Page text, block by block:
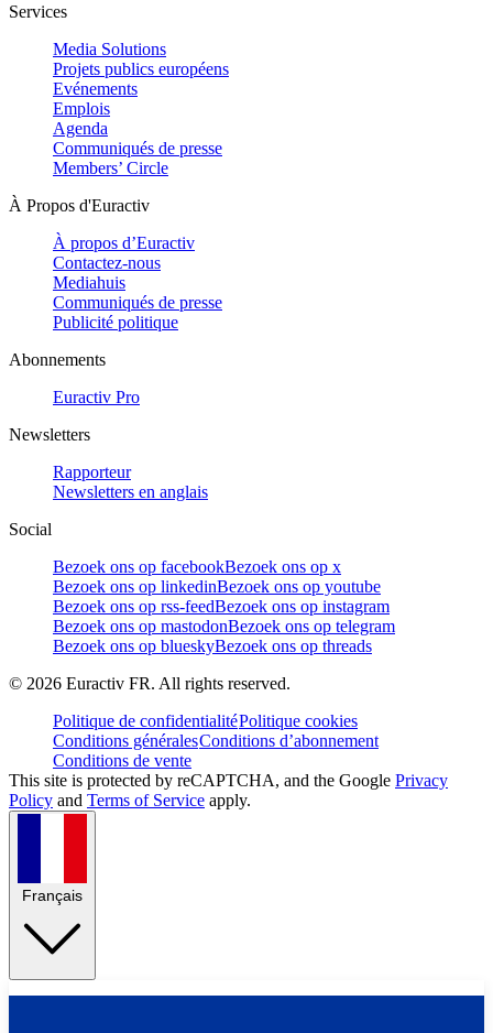
Services
Media Solutions
Projets publics européens
Evénements
Emplois
Agenda
Communiqués de presse
Members’ Circle
À Propos d'Euractiv
À propos d’Euractiv
Contactez-nous
Mediahuis
Communiqués de presse
Publicité politique
Abonnements
Euractiv Pro
Newsletters
Rapporteur
Newsletters en anglais
Social
Bezoek ons op facebookBezoek ons op x
Bezoek ons op linkedinBezoek ons op youtube
Bezoek ons op rss-feedBezoek ons op instagram
Bezoek ons op mastodonBezoek ons op telegram
Bezoek ons op blueskyBezoek ons op threads
© 2026 Euractiv FR. All rights reserved.
Politique de confidentialitéPolitique cookies
Conditions généralesConditions d’abonnement
Conditions de vente
This site is protected by reCAPTCHA, and the Google Privacy
Policy and Terms of Service apply.
Français